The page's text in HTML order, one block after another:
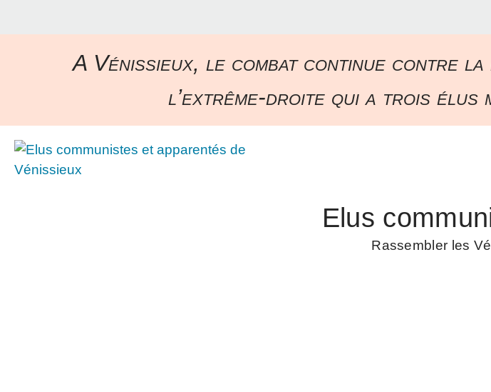
A Vénissieux, le combat continue contre
l’extrême-droite qui a trois élus
Elus
Rassembler les